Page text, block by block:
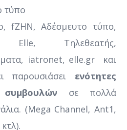
τύπο
fΖΗΝ, Αδέσμευτο τύπο,
Elle, Τηλεθεατής,
iatronet, elle.gr και
παρουσιάσει ενότητες
σε πολλά
(Mega Channel, Ant1,